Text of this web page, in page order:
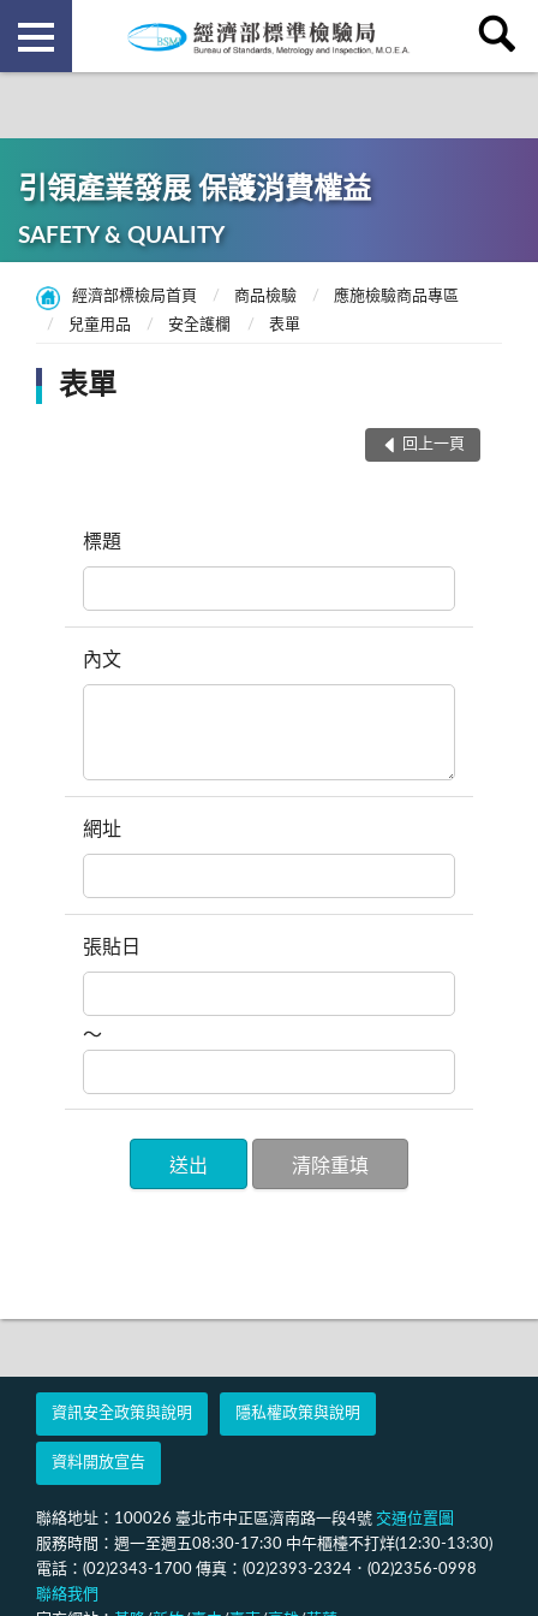
引領產業發展 保護消費權益
SAFETY & QUALITY
經濟部標檢局首頁 商品檢驗
應施檢驗商品專區
兒童用品
安全護欄 表單
表單
回上一頁
標題
內文
網址
張貼日
～
資訊安全政策與說明 隱私權政策與說明
資料開放宣告
聯絡地址：100026 臺北市中正區濟南路一段4號 交通位置圖
服務時間：週一至週五08:30-17:30 中午櫃檯不打烊(12:30-13:30)
電話：(02)2343-1700 傳真：(02)2393-2324．(02)2356-0998
聯絡我們